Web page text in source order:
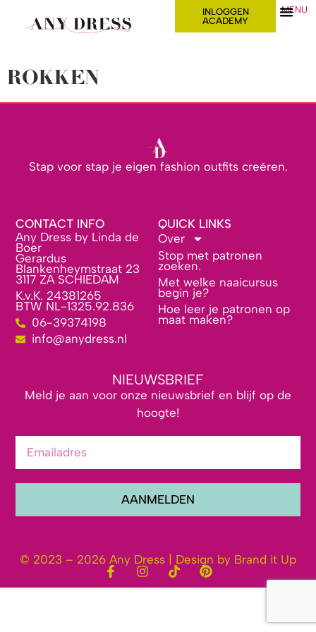
MENU
INLOGGEN
ACADEMY
ROKKEN
Stap voor stap je eigen fashion outfits creëren.
CONTACT INFO
Any Dress by Linda de
Boer
Gerardus
Blankenheymstraat 23
3117 ZA SCHIEDAM
K.v.K. 24381265
BTW NL-1325.92.836
06-39374198
info@anydress.nl
QUICK LINKS
Over
Stop met patronen
zoeken.
Met welke naaicursus
begin je?
Hoe leer je patronen op
maat maken?
NIEUWSBRIEF
Meld je aan voor onze nieuwsbrief en blijf op de
hoogte!
AANMELDEN
© 2023 – 2026 Any Dress | Design by Brand it Up